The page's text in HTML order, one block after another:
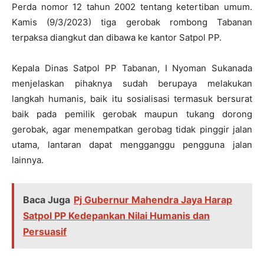
Perda nomor 12 tahun 2002 tentang ketertiban umum.
Kamis (9/3/2023) tiga gerobak rombong Tabanan
terpaksa diangkut dan dibawa ke kantor Satpol PP.
Kepala Dinas Satpol PP Tabanan, I Nyoman Sukanada
menjelaskan pihaknya sudah berupaya melakukan
langkah humanis, baik itu sosialisasi termasuk bersurat
baik pada pemilik gerobak maupun tukang dorong
gerobak, agar menempatkan gerobag tidak pinggir jalan
utama, lantaran dapat mengganggu pengguna jalan
lainnya.
Baca Juga Pj Gubernur Mahendra Jaya Harap
Satpol PP Kedepankan Nilai Humanis dan
Persuasif